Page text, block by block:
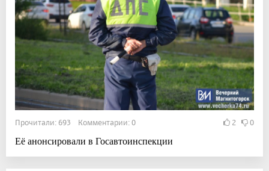
Прочитали: 693 Комментарии: 0 2 0
Её анонсировали в Госавтоинспекции